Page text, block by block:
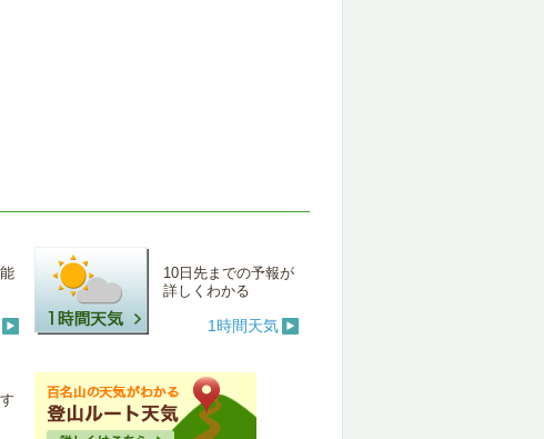
10日先までの予報が
詳しくわかる
1時間天気